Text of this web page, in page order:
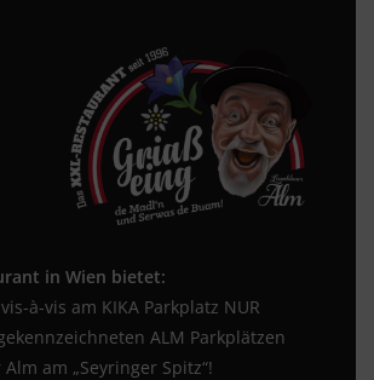
in Wien bietet:
à-vis am KIKA Parkplatz NUR
ALM Parkplätzen
am „Seyringer Spitz“!